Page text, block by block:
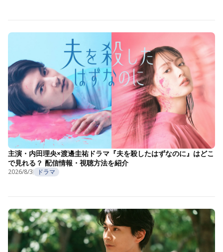
主演・内田理央×渡邊圭祐ドラマ『夫を殺したはずなのに』はどこ
で見れる？ 配信情報・視聴方法を紹介
2026/8/3 ドラマ